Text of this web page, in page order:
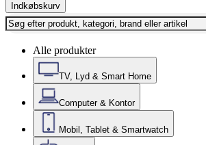
Indkøbskurv
Alle produkter
TV, Lyd & Smart Home
Computer & Kontor
Mobil, Tablet & Smartwatch